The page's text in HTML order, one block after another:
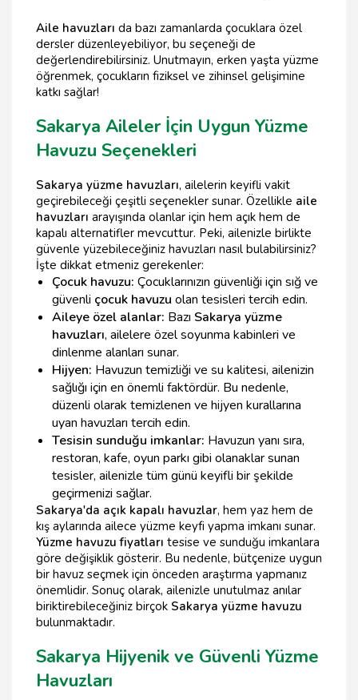
Aile havuzları da bazı zamanlarda çocuklara özel
dersler düzenleyebiliyor, bu seçeneği de
değerlendirebilirsiniz. Unutmayın, erken yaşta yüzme
öğrenmek, çocukların fiziksel ve zihinsel gelişimine
katkı sağlar!
Sakarya Aileler İçin Uygun Yüzme
Havuzu Seçenekleri
Sakarya yüzme havuzları, ailelerin keyifli vakit
geçirebileceği çeşitli seçenekler sunar. Özellikle aile
havuzları arayışında olanlar için hem açık hem de
kapalı alternatifler mevcuttur. Peki, ailenizle birlikte
güvenle yüzebileceğiniz havuzları nasıl bulabilirsiniz?
İşte dikkat etmeniz gerekenler:
Çocuk havuzu: Çocuklarınızın güvenliği için sığ ve
güvenli çocuk havuzu olan tesisleri tercih edin.
Aileye özel alanlar: Bazı Sakarya yüzme
havuzları, ailelere özel soyunma kabinleri ve
dinlenme alanları sunar.
Hijyen: Havuzun temizliği ve su kalitesi, ailenizin
sağlığı için en önemli faktördür. Bu nedenle,
düzenli olarak temizlenen ve hijyen kurallarına
uyan havuzları tercih edin.
Tesisin sunduğu imkanlar: Havuzun yanı sıra,
restoran, kafe, oyun parkı gibi olanaklar sunan
tesisler, ailenizle tüm günü keyifli bir şekilde
geçirmenizi sağlar.
Sakarya'da açık kapalı havuzlar, hem yaz hem de
kış aylarında ailece yüzme keyfi yapma imkanı sunar.
Yüzme havuzu fiyatları tesise ve sunduğu imkanlara
göre değişiklik gösterir. Bu nedenle, bütçenize uygun
bir havuz seçmek için önceden araştırma yapmanız
önemlidir. Sonuç olarak, ailenizle unutulmaz anılar
biriktirebileceğiniz birçok Sakarya yüzme havuzu
bulunmaktadır.
Sakarya Hijyenik ve Güvenli Yüzme
Havuzları